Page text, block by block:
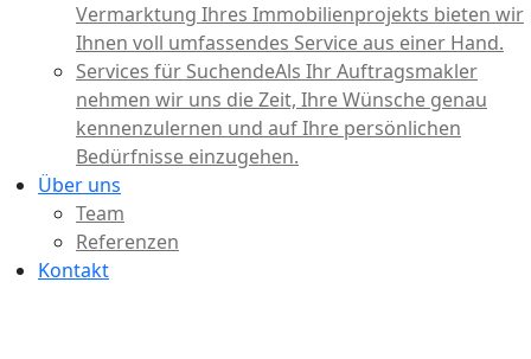
Vermarktung Ihres Immobilienprojekts bieten wir
Ihnen voll umfassendes Service aus einer Hand.
Services für SuchendeAls Ihr Auftragsmakler
nehmen wir uns die Zeit, Ihre Wünsche genau
kennenzulernen und auf Ihre persönlichen
Bedürfnisse einzugehen.
Über uns
Team
Referenzen
Kontakt